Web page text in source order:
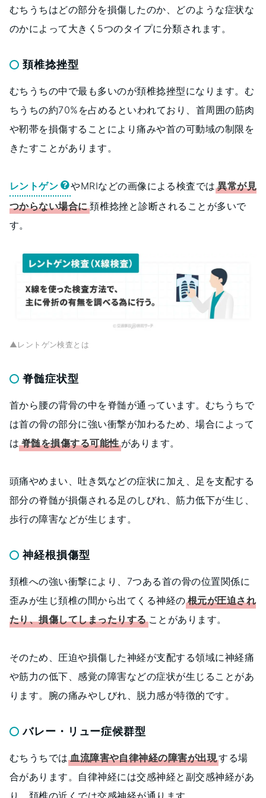
むちうちはどの部分を損傷したのか、どのような症状な
のかによって大きく5つのタイプに分類されます。
頚椎捻挫型
むちうちの中で最も多いのが頚椎捻挫型になります。む
ちうちの約70%を占めるといわれており、首周囲の筋肉
や靭帯を損傷することにより痛みや首の可動域の制限を
きたすことがあります。
レントゲン やMRIなどの画像による検査では 異常が見
つからない場合に頚椎捻挫と診断されることが多いで
す。
▲レントゲン検査とは
脊髄症状型
首から腰の背骨の中を脊髄が通っています。むちうちで
は首の骨の部分に強い衝撃が加わるため、場合によって
は脊髄を損傷する可能性があります。
頭痛やめまい、吐き気などの症状に加え、足を支配する
部分の脊髄が損傷される足のしびれ、筋力低下が生じ、
歩行の障害などが生じます。
神経根損傷型
頚椎への強い衝撃により、7つある首の骨の位置関係に
歪みが生じ頚椎の間から出てくる神経の根元が圧迫され
たり、損傷してしまったりすることがあります。
そのため、圧迫や損傷した神経が支配する領域に神経痛
や筋力の低下、感覚の障害などの症状が生じることがあ
ります。腕の痛みやしびれ、脱力感が特徴的です。
バレー・リュー症候群型
むちうちでは 血流障害や自律神経の障害が出現する場
合があります。自律神経には交感神経と副交感神経があ